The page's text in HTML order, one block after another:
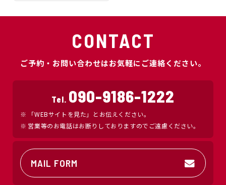
CONTACT
ご予約・お問い合わせはお気軽にご連絡ください。
Tel. 090-9186-1222
「WEBサイトを見た」とお伝えください。
営業等のお電話はお断りしておりますのでご遠慮ください。
MAIL FORM